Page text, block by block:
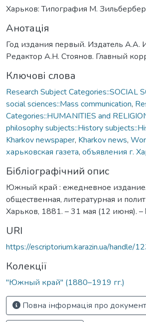
Харьков: Типография М.
Анотація
Год издания первый. Издатель А.А.
Редактор А.Н. Стоянов. Главный
Ключові слова
Research Subject Categories::SOCIAL
social sciences::Mass communication,
Categories::HUMANITIES and
philosophy subjects::History
Kharkov newspaper, Kharkov news,
харьковская газета, объявления г.
Бібліографічний опис
Южный край : ежедневное издание.
общественная, литературная и
Харьков, 1881. – 31 мая (12 июня).
URI
https://escriptorium.karazin.ua/handle/
Колекції
"Южный край" (1880–1919 гг.)
Повна інформація про документ